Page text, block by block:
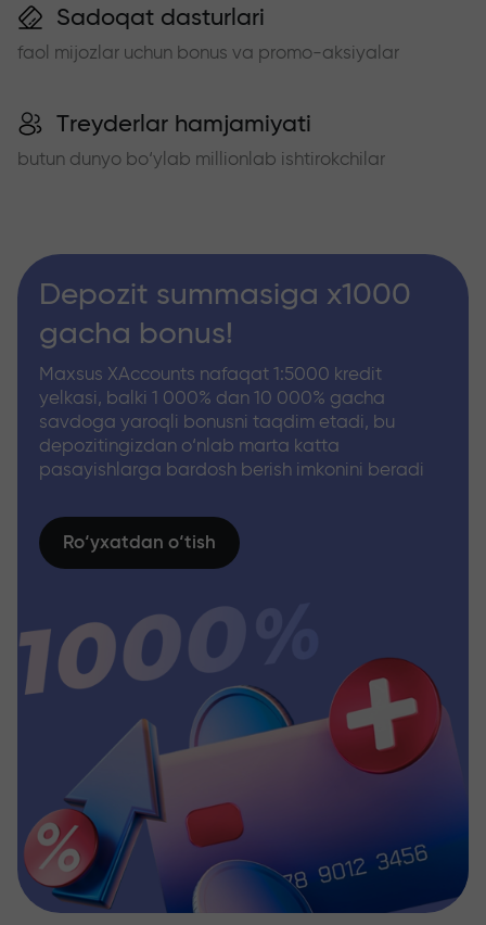
Sadoqat dasturlari
faol mijozlar uchun bonus va promo-aksiyalar
Treyderlar hamjamiyati
butun dunyo bo‘ylab millionlab ishtirokchilar
Depozit summasiga x1000
gacha bonus!
Maxsus XAccounts nafaqat 1:5000 kredit
yelkasi, balki 1 000% dan 10 000% gacha
savdoga yaroqli bonusni taqdim etadi, bu
depozitingizdan o‘nlab marta katta
pasayishlarga bardosh berish imkonini beradi
Ro‘yxatdan o‘tish